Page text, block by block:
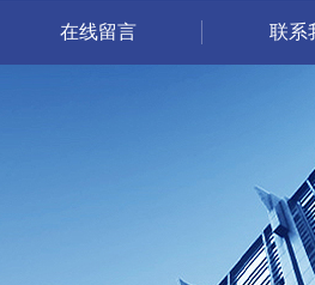
在线留言 联系